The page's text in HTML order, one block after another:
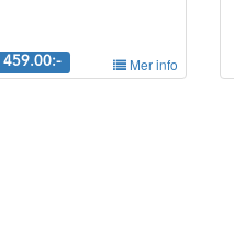
459.00:- Mer info